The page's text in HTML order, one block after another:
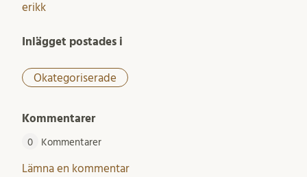
erikk
Inlägget postades i
Okategoriserade
Kommentarer
0 Kommentarer
Lämna en kommentar